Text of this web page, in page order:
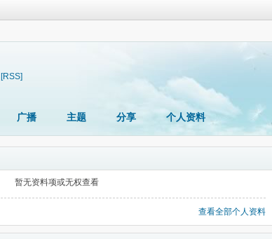
[RSS]
广播 主题 分享 个人资料
暂无资料项或无权查看
查看全部个人资料